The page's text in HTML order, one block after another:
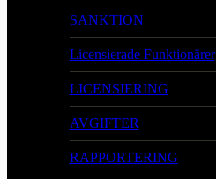
SANKTION
Licensierade Funktionärer
LICENSIERING
AVGIFTER
RAPPORTERING